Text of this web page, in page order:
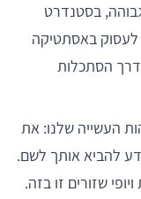
בסטנדרט
לעסוק באסתטיקה
הסתכלות
העשייה שלנו: את
להביא אותך לשם.
שזורים זו בזה.